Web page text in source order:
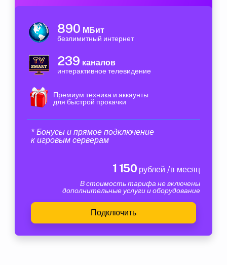
890 МБит
безлимитный интернет
239 каналов
интерактивное телевидение
Премиум техника и аккаунты
для быстрой прокачки
* Бонусы и прямое подключение
к игровым серверам
1 150 рублей /в месяц
В стоимость тарифа не включены
дополнительные услуги и оборудование
Подключить